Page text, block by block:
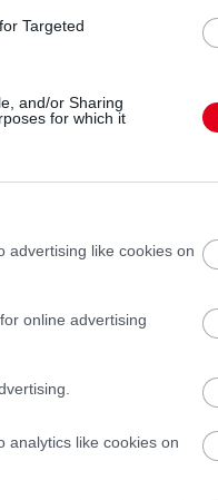
Targeted
and/or Sharing
for which it
advertising like cookies on
online advertising
analytics like cookies on
a